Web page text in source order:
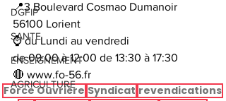
DGFIP
SANTE
ENSEIGNEMENT
AGRICULTURE
📍3 Boulevard Cosmao Dumanoir
56100 Lorient
⌚ du Lundi au vendredi
de 09:00 à 12:00 de 13:30 à 17:30
🔴 www.fo-56.fr
Force Ouvrière Syndicat revendications